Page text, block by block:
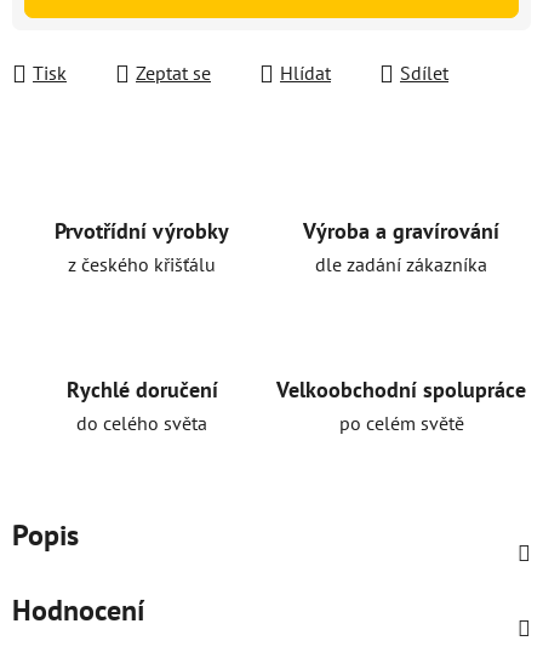
Tisk Zeptat se Hlídat Sdílet
Prvotřídní výrobky
z českého křišťálu
Výroba a gravírování
dle zadání zákazníka
Rychlé doručení
do celého světa
Velkoobchodní spolupráce
po celém světě
Popis
Hodnocení